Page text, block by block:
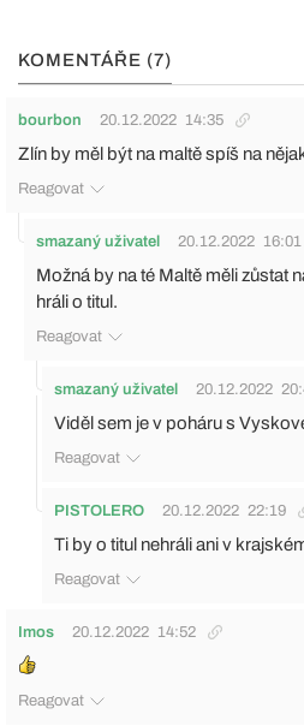
KOMENTÁŘE (7)
bourbon 20.12.2022 14:35
Zlín by měl být na maltě spíš na
Reagovat
smazaný uživatel 20.12.2022 16:01
Možná by na té Maltě měli zůstat
hráli o titul.
Reagovat
smazaný uživatel 20.12.2022
Viděl sem je v poháru s
Reagovat
PISTOLERO 20.12.2022 22:19
Ti by o titul nehráli ani v
Reagovat
Imos 20.12.2022 14:52
Reagovat